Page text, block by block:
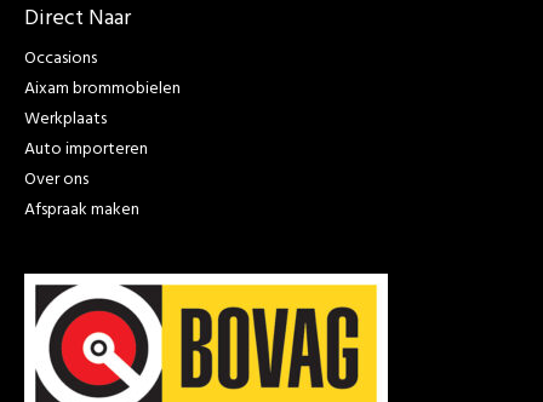
Direct Naar
Occasions
Aixam brommobielen
Werkplaats
Auto importeren
Over ons
Afspraak maken